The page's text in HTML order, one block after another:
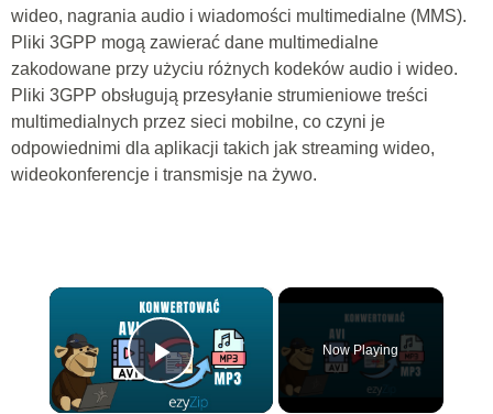
wideo, nagrania audio i wiadomości multimedialne (MMS).
Pliki 3GPP mogą zawierać dane multimedialne
zakodowane przy użyciu różnych kodeków audio i wideo.
Pliki 3GPP obsługują przesyłanie strumieniowe treści
multimedialnych przez sieci mobilne, co czyni je
odpowiednimi dla aplikacji takich jak streaming wideo,
wideokonferencje i transmisje na żywo.
×
Play Video
Now Playing